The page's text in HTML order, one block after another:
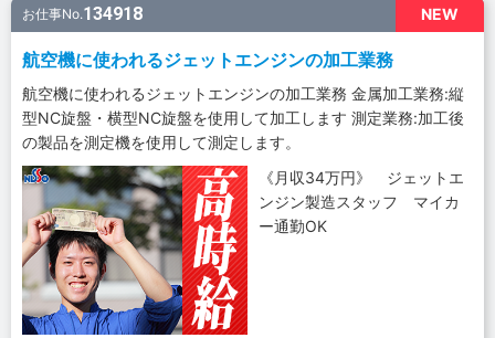
NEW
お仕事No.134918
航空機に使われるジェットエンジンの加工業務
航空機に使われるジェットエンジンの加工業務 金属加工業務:縦
型NC旋盤・横型NC旋盤を使用して加工します 測定業務:加工後
の製品を測定機を使用して測定します。
《月収34万円》 ジェットエ
ンジン製造スタッフ マイカ
ー通勤OK